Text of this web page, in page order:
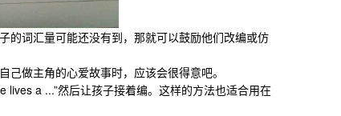
词汇量可能还没有到，那就可以鼓励他们改编或仿
做主角的心爱故事时，应该会很得意吧。
a ...”然后让孩子接着编。这样的方法也适合用在